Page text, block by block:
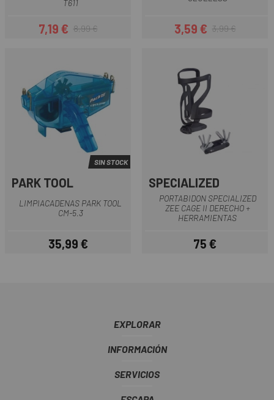
T611
Precio
7,19 €Precio regular
8,99 €
Precio
3,59 €Precio regular
3,99 €
SIN STOCK
PARK TOOL
LIMPIACADENAS PARK TOOL
CM-5.3
Precio
35,99 €
SPECIALIZED
PORTABIDON SPECIALIZED
ZEE CAGE II DERECHO +
HERRAMIENTAS
Precio
75 €
EXPLORAR
INFORMACIÓN
SERVICIOS